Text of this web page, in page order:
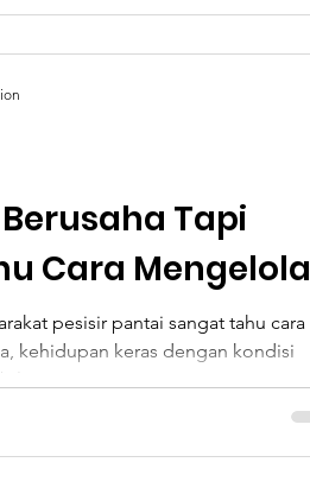
Tapi
Cara Mengelola
Baik dan Benar
pesisir pantai sangat tahu cara
kehidupan keras dengan kondisi
panas...